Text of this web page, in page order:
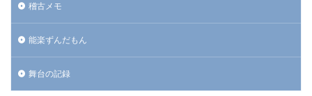
稽古メモ
能楽ずんだもん
舞台の記録